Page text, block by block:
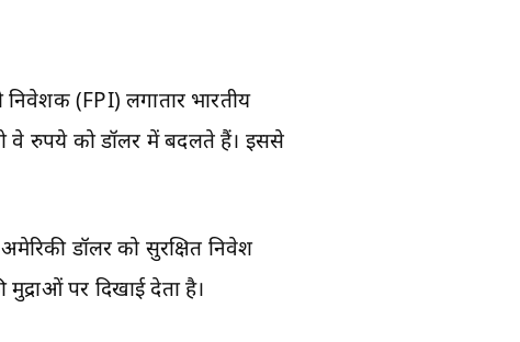
निवेशक (FPI) लगातार भारतीय
वे रुपये को डॉलर में बदलते हैं। इससे
डॉलर को सुरक्षित निवेश
पर दिखाई देता है।